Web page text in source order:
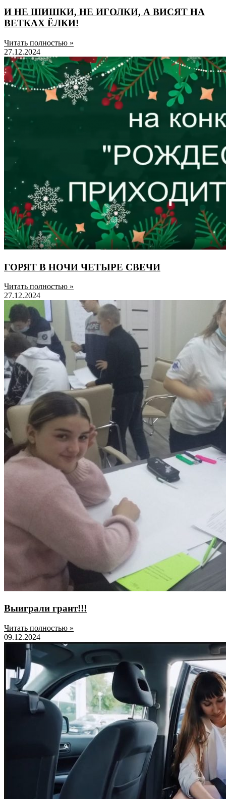
И НЕ ШИШКИ, НЕ ИГОЛКИ, А ВИСЯТ НА
ВЕТКАХ ЁЛКИ!
Читать полностью »
27.12.2024
ГОРЯТ В НОЧИ ЧЕТЫРЕ СВЕЧИ
Читать полностью »
27.12.2024
Выиграли грант!!!
Читать полностью »
09.12.2024